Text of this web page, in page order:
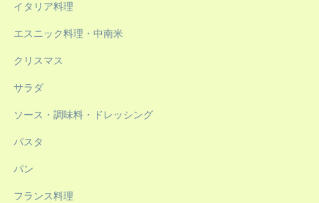
イタリア料理
エスニック料理・中南米
クリスマス
サラダ
ソース・調味料・ドレッシング
パスタ
パン
フランス料理